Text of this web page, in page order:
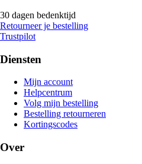
30 dagen bedenktijd
Retourneer je bestelling
Trustpilot
Diensten
Mijn account
Helpcentrum
Volg mijn bestelling
Bestelling retourneren
Kortingscodes
Over